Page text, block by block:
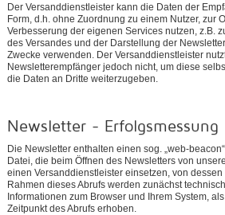
Der Versanddienstleister kann die Daten der
Form, d.h. ohne Zuordnung zu einem Nutzer, zur
Verbesserung der eigenen Services nutzen, z.B.
des Versandes und der Darstellung der
Zwecke verwenden. Der Versanddienstleister
Newsletterempfänger jedoch nicht, um diese
die Daten an Dritte weiterzugeben.
Newsletter - Erfolgsmessung
Die Newsletter enthalten einen sog. „web-
Datei, die beim Öffnen des Newsletters von
einen Versanddienstleister einsetzen, von
Rahmen dieses Abrufs werden zunächst
Informationen zum Browser und Ihrem System,
Zeitpunkt des Abrufs erhoben.